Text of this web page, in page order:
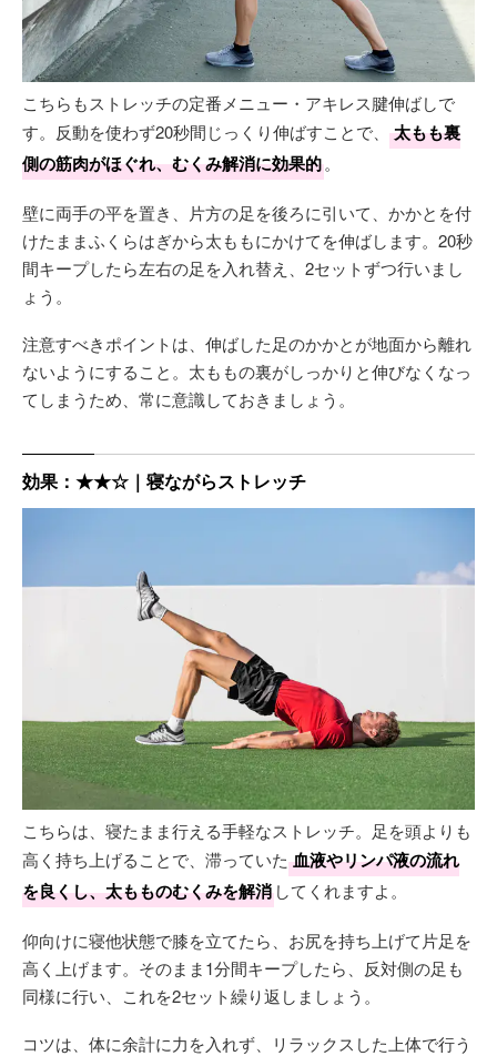
こちらもストレッチの定番メニュー・アキレス腱伸ばしで
す。反動を使わず20秒間じっくり伸ばすことで、
太もも裏
側の筋肉がほぐれ、むくみ解消に効果的。
壁に両手の平を置き、片方の足を後ろに引いて、かかとを付
けたままふくらはぎから太ももにかけてを伸ばします。20秒
間キープしたら左右の足を入れ替え、2セットずつ行いまし
ょう。
注意すべきポイントは、伸ばした足のかかとが地面から離れ
ないようにすること。太ももの裏がしっかりと伸びなくなっ
てしまうため、常に意識しておきましょう。
効果：★★☆｜寝ながらストレッチ
こちらは、寝たまま行える手軽なストレッチ。足を頭よりも
高く持ち上げることで、滞っていた 血液やリンパ液の流れ
を良くし、太もものむくみを解消 してくれますよ。
仰向けに寝他状態で膝を立てたら、お尻を持ち上げて片足を
高く上げます。そのまま1分間キープしたら、反対側の足も
同様に行い、これを2セット繰り返しましょう。
コツは、体に余計に力を入れず、リラックスした上体で行う